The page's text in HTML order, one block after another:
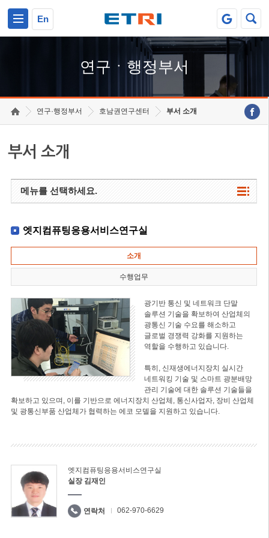
En
연구ㆍ행정부서
연구·행정부서 호남권연구센터 부서 소개
부서 소개
메뉴를 선택하세요.
엣지컴퓨팅응용서비스연구실
소개
수행업무
광기반 통신 및 네트워크 단말
솔루션 기술을 확보하여 산업체의
광통신 기술 수요를 해소하고
글로벌 경쟁력 강화를 지원하는
역할을 수행하고 있습니다.
특히, 신재생에너지장치 실시간
네트워킹 기술 및 스마트 광분배망
관리 기술에 대한 솔루션 기술들을
확보하고 있으며, 이를 기반으로 에너지장치 산업체, 통신사업자, 장비 산업체
및 광통신부품 산업체가 협력하는 에코 모델을 지원하고 있습니다.
엣지컴퓨팅응용서비스연구실
실장 김재인
연락처 062-970-6629